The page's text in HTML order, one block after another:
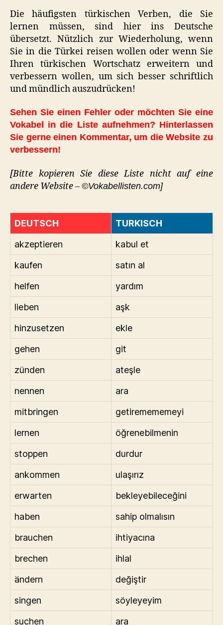
Die häufigsten türkischen Verben, die Sie
lernen müssen, sind hier ins Deutsche
übersetzt. Nützlich zur Wiederholung, wenn
Sie in die Türkei reisen wollen oder wenn Sie
Ihren türkischen Wortschatz erweitern und
verbessern wollen, um sich besser schriftlich
und mündlich auszudrücken!
Sehen Sie einen Fehler oder möchten Sie eine
Vokabel in die Liste aufnehmen? Hinterlassen
Sie gerne einen Kommentar, um die Website zu
verbessern!
[Bitte kopieren Sie diese Liste nicht auf eine
andere Website – ©Vokabellisten.com]
DEUTSCH
TURKISCH
akzeptieren
kabul et
kaufen
satın al
helfen
yardım
lieben
aşk
hinzusetzen
ekle
gehen
git
zünden
ateşle
nennen
ara
mitbringen
getiremememeyi
lernen
öğrenebilmenin
stoppen
durdur
ankommen
ulaşırız
erwarten
bekleyebileceğini
haben
sahip olmalısın
brauchen
ihtiyacına
brechen
ihlal
ändern
değiştir
singen
söyleyeyim
suchen
ara